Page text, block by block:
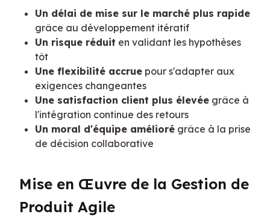
Un délai de mise sur le marché plus rapide
grâce au développement itératif
Un risque réduit en validant les hypothèses
tôt
Une flexibilité accrue pour s'adapter aux
exigences changeantes
Une satisfaction client plus élevée grâce à
l'intégration continue des retours
Un moral d'équipe amélioré grâce à la prise
de décision collaborative
Mise en Œuvre de la Gestion de
Produit Agile